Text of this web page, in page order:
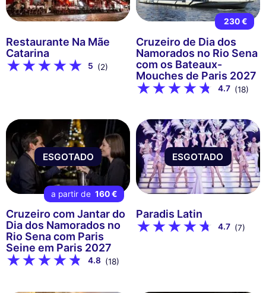
Restaurante Na Mãe
Catarina
5 (2)
230 €
Cruzeiro de Dia dos
Namorados no Rio Sena
com os Bateaux-
Mouches de Paris 2027
4.7 (18)
ESGOTADO
a partir de 160 €
Cruzeiro com Jantar do
Dia dos Namorados no
Rio Sena com Paris
Seine em Paris 2027
4.8 (18)
ESGOTADO
Paradis Latin
4.7 (7)